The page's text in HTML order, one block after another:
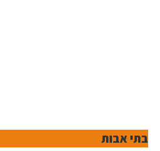
בתי אבות